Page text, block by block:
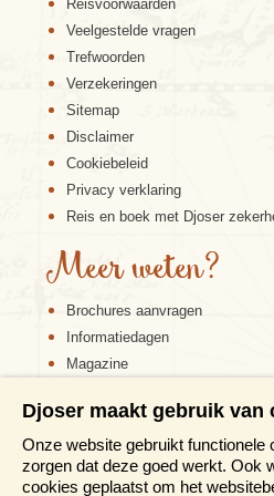
Big Five Zuid-Afrika
The Big Five spotten staat
lists’. Deze groep van vijf
bestaat uit de olifant, de
luipaard en de buffel. Vaak
Reisvoorwaarden
Veelgestelde vragen
Trefwoorden
Verzekeringen
Sitemap
Disclaimer
Cookiebeleid
Privacy verklaring
Reis en boek met Djoser
Meer weten?
Brochures aanvragen
Informatiedagen
Magazine
Djoser maakt gebruik van
Onze website gebruikt functionele
zorgen dat deze goed werkt. Ook
cookies geplaatst om het